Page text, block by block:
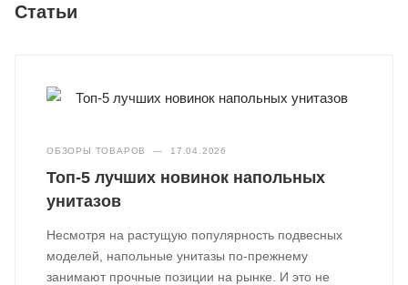
Статьи
ОБЗОРЫ ТОВАРОВ — 17.04.2026
Топ-5 лучших новинок напольных
унитазов
Несмотря на растущую популярность подвесных
моделей, напольные унитазы по-прежнему
занимают прочные позиции на рынке. И это не